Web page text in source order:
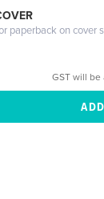
paperback on cover
GST will be